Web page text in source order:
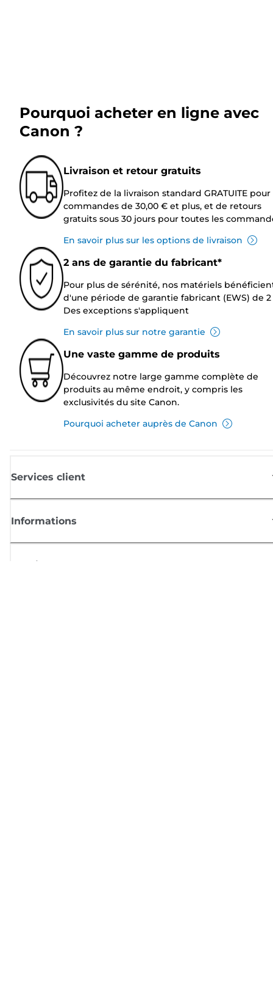
Pourquoi acheter en ligne avec
Canon ?
Livraison et retour gratuits
Profitez de la livraison standard GRATUITE pour
commandes de 30,00 € et plus, et de retours
gratuits sous 30 jours pour toutes les
En savoir plus sur les options de livraison
2 ans de garantie du fabricant*
Pour plus de sérénité, nos matériels
d'une période de garantie fabricant (EWS) de 2
Des exceptions s'appliquent
En savoir plus sur notre garantie
Une vaste gamme de produits
Découvrez notre large gamme complète de
produits au même endroit, y compris les
exclusivités du site Canon.
Pourquoi acheter auprès de Canon
Services client
Informations
Boutique